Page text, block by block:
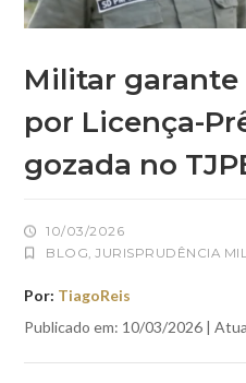
Militar
por Licença-
gozada no
10/03/2026
BLOG,JURISPRUDÊNCIA
Por: TiagoReis
Publicado em: 10/03/2026 |